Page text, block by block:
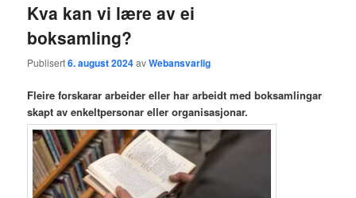
Kva kan vi lære av ei
boksamling?
Publisert6. august 2024avWebansvarlig
Fleire forskarar arbeider eller har arbeidt med boksamlingar
skapt av enkeltpersonar eller organisasjonar.